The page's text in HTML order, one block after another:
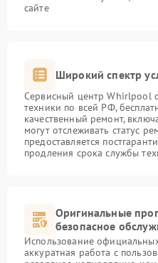
сайте
Широкий спектр
Сервисный центр Whirlpool
техники по всей РФ,
качественный ремонт,
могут отслеживать статус
предоставляется
продления срока службы
Оригинальные
безопасное
Использование
аккуратная работа с